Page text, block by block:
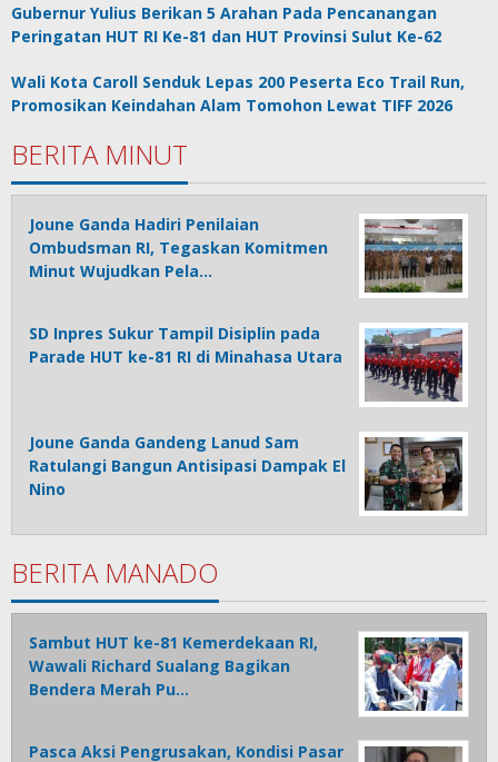
Gubernur Yulius Berikan 5 Arahan Pada Pencanangan
Peringatan HUT RI Ke-81 dan HUT Provinsi Sulut Ke-62
Wali Kota Caroll Senduk Lepas 200 Peserta Eco Trail Run,
Promosikan Keindahan Alam Tomohon Lewat TIFF 2026
BERITA MINUT
Joune Ganda Hadiri Penilaian
Ombudsman RI, Tegaskan Komitmen
Minut Wujudkan Pela…
SD Inpres Sukur Tampil Disiplin pada
Parade HUT ke-81 RI di Minahasa Utara
Joune Ganda Gandeng Lanud Sam
Ratulangi Bangun Antisipasi Dampak El
Nino
BERITA MANADO
Sambut HUT ke-81 Kemerdekaan RI,
Wawali Richard Sualang Bagikan
Bendera Merah Pu…
Pasca Aksi Pengrusakan, Kondisi Pasar